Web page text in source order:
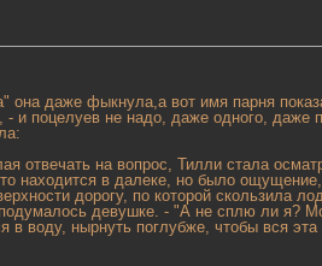
она даже фыкнула,а вот имя парня
и поцелуев не надо, даже одного, даже
отвечать на вопрос, Тилли стала
находится в далеке, но было
дорогу, по которой скользила
девушке. - "А не сплю ли я?
в воду, нырнуть поглубже, чтобы вся